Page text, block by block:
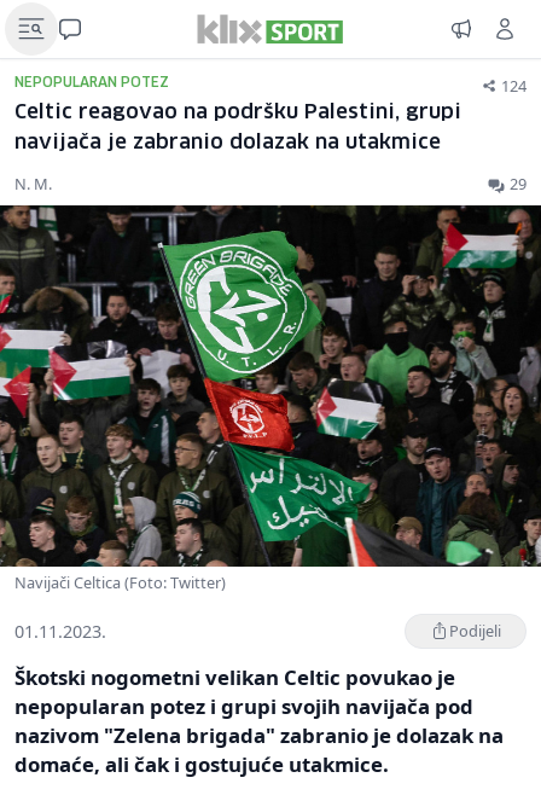
NEPOPULARAN POTEZ 124
Celtic reagovao na podršku Palestini, grupi
navijača je zabranio dolazak na utakmice
N. M. 29
Navijači Celtica (Foto: Twitter)
01.11.2023. Podijeli
Škotski nogometni velikan Celtic povukao je
nepopularan potez i grupi svojih navijača pod
nazivom "Zelena brigada" zabranio je dolazak na
domaće, ali čak i gostujuće utakmice.